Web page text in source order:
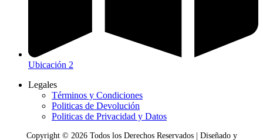
Ubicación 2
Legales
Términos y Condiciones
Politicas de Devolución
Politicas de Privacidad y Datos
Copyright © 2026Todos los Derechos Reservados | Diseñado y